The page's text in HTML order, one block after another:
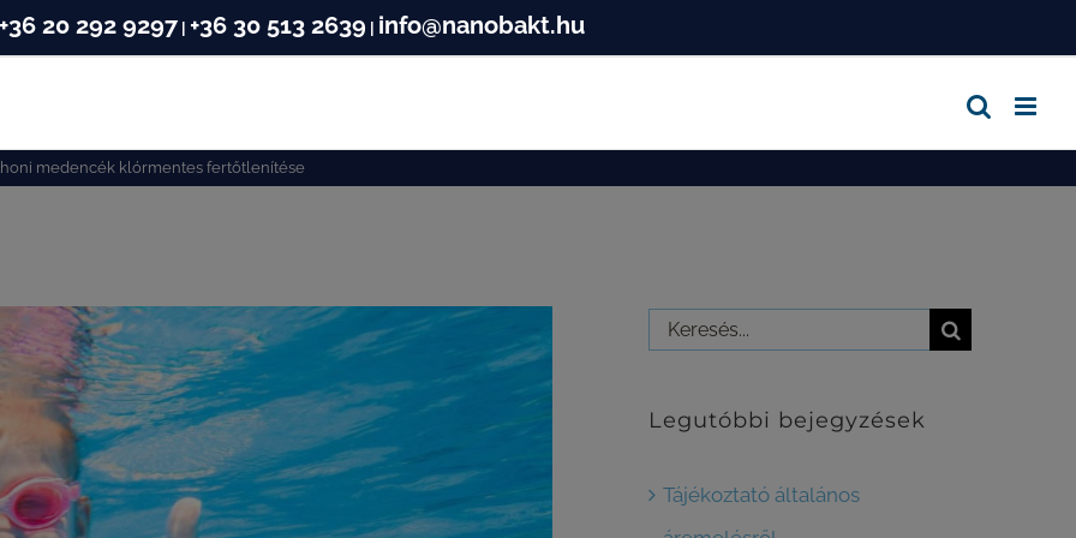
+36 20 292 9297 +36 30 513 2639 info@nanobakt.hu
medencék klórmentes fertőtlenítése
Keresés...
Legutóbbi bejegyzések
Tájékoztató általános